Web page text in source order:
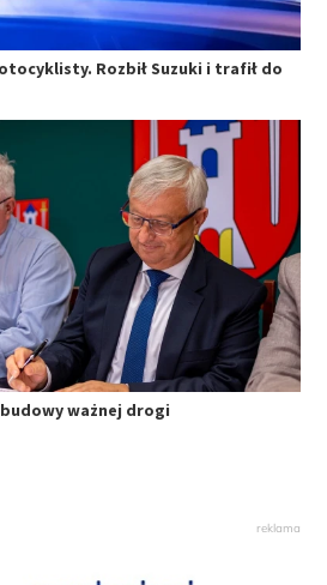
Rozbił Suzuki i trafił do
ważnej drogi